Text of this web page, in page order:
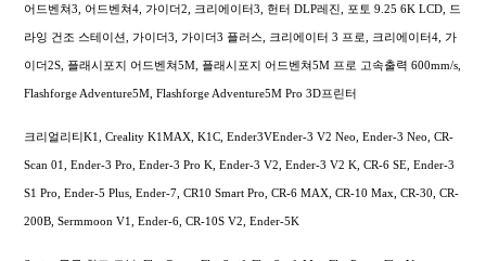
어드벤쳐3, 어드벤쳐4, 가이더2, 크리에이터3, 헌터 DLP레진, 포토 9.25 6K LCD, 드
라잉 건조 스테이션, 가이더3, 가이더3 플러스, 크리에이터 3 프로, 크리에이터4, 가
이더2S, 플래시포지 어드벤쳐5M, 플래시포지 어드벤쳐5M 프로 고속출력 600mm/s,
Flashforge Adventure5M, Flashforge Adventure5M Pro 3D프린터
크리얼리티K1, Creality K1MAX, K1C, Ender3VEnder-3 V2 Neo, Ender-3 Neo, CR-
Scan 01, Ender-3 Pro, Ender-3 Pro K, Ender-3 V2, Ender-3 V2 K, CR-6 SE, Ender-3
S1 Pro, Ender-5 Plus, Ender-7, CR10 Smart Pro, CR-6 MAX, CR-10 Max, CR-30, CR-
200B, Sermmoon V1, Ender-6, CR-10S V2, Ender-5K